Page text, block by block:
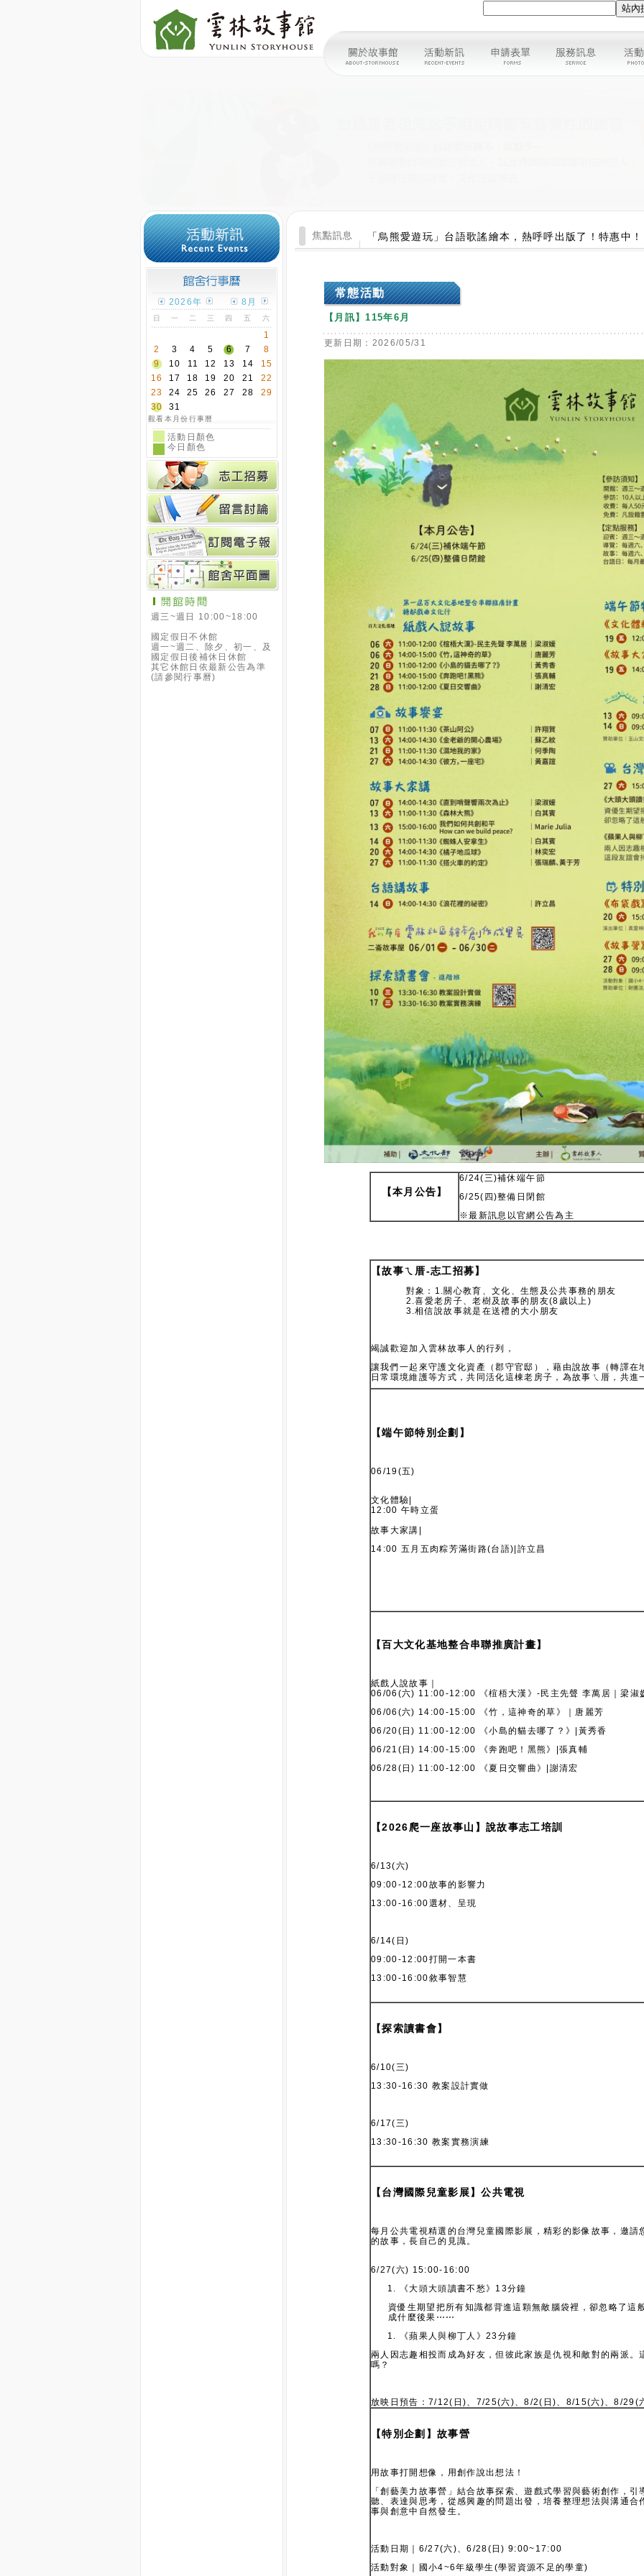
2026年 8月
日 一 二 三 四 五 六
1
2
3 4 5 6 7
8
9
10 11 12 13 14
15
16
17 18 19 20 21
22
23
24 25 26 27 28
29
30
31
觀看本月份行事曆
活動日顏色
今日顏色
週三~週日 10:00~18:00
國定假日不休館
週一~週二、除夕、初一、及
國定假日後補休日休館
其它休館日依最新公告為準
(請參閱行事曆)
【館舍公告】腳踏車租借申請開跑囉~！歡迎來館預約腳
常態活動
【月訊】115年6月
更新日期：2026/05/31
【本月公告】
6/24(三)補休端午節
6/25(四)整備日閉館
※最新訊息以官網公告為主
【故事ㄟ厝-志工招募】
對象：1.關心教育、文化、生態及公共事務的朋友
2.喜愛老房子、老樹及故事的朋友(8歲以上)
3.相信說故事就是在送禮的大小朋友
竭誠歡迎加入雲林故事人的行列，
讓我們一起來守護文化資產（郡守官邸），藉由說故事（轉譯在
日常環境維護等方式，共同活化這棟老房子，為故事ㄟ厝，共進
【端午節特別企劃】
06/19(五)
文化體驗|
12:00 午時立蛋
故事大家講|
14:00 五月五肉粽芳滿街路(台語)|許立昌
【百大文化基地整合串聯推廣計畫】
紙戲人說故事｜
06/06(六) 11:00-12:00 《椬梧大漢》-民主先聲 李萬居｜梁淑
06/06(六) 14:00-15:00 《竹，這神奇的草》｜唐麗芳
06/20(日) 11:00-12:00 《小島的貓去哪了？》|黃秀香
06/21(日) 14:00-15:00 《奔跑吧！黑熊》|張真輔
06/28(日) 11:00-12:00 《夏日交響曲》|謝清宏
【2026爬一座故事山】說故事志工培訓
6/13(六)
09:00-12:00故事的影響力
13:00-16:00選材、呈現
6/14(日)
09:00-12:00打開一本書
13:00-16:00敘事智慧
【探索讀書會】
6/10(三)
13:30-16:30 教案設計實做
6/17(三)
13:30-16:30 教案實務演練
【台灣國際兒童影展】公共電視
每月公共電視精選的台灣兒童國際影展，精彩的影像故事，邀請
的故事，長自己的見識。
6/27(六) 15:00-16:00
《大頭大頭讀書不愁》13分鐘
資優生期望把所有知識都背進這顆無敵腦袋裡，卻忽略了這
成什麼後果⋯⋯
《蘋果人與柳丁人》23分鐘
兩人因志趣相投而成為好友，但彼此家族是仇視和敵對的兩派。
嗎？
放映日預告：7/12(日)、7/25(六)、8/2(日)、8/15(六)、8/29(
【特別企劃 】故事營
用故事打開想像，用創作說出想法！
「創藝美力故事營」結合故事探索、遊戲式學習與藝術創作，
聽、表達與思考，從感興趣的問題出發，培養整理想法與溝通合
事與創意中自然發生。
活動日期｜6/27(六)、6/28(日) 9:00~17:00
活動對象｜國小4~6年級學生(學習資源不足的學童)